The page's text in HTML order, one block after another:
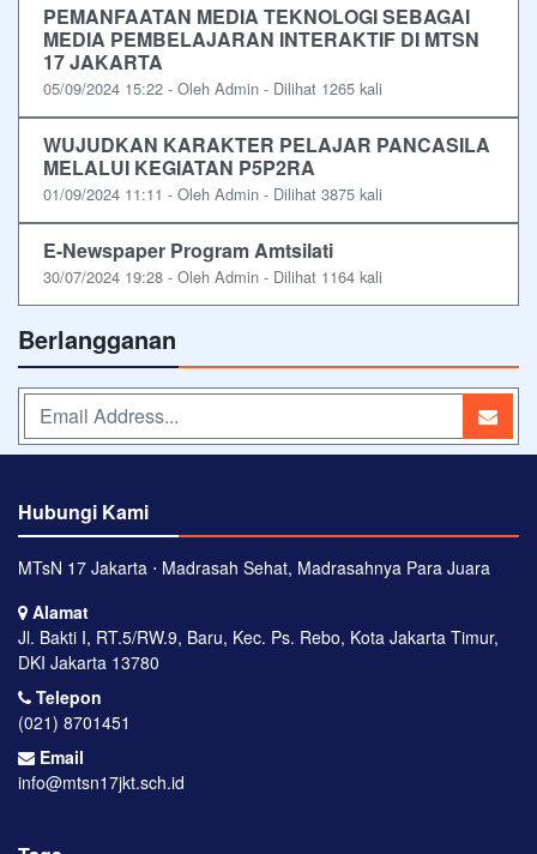
PEMANFAATAN MEDIA TEKNOLOGI SEBAGAI
MEDIA PEMBELAJARAN INTERAKTIF DI MTSN
17 JAKARTA
05/09/2024 15:22 - Oleh Admin - Dilihat 1265 kali
WUJUDKAN KARAKTER PELAJAR PANCASILA
MELALUI KEGIATAN P5P2RA
01/09/2024 11:11 - Oleh Admin - Dilihat 3875 kali
E-Newspaper Program Amtsilati
30/07/2024 19:28 - Oleh Admin - Dilihat 1164 kali
Berlangganan
Hubungi Kami
MTsN 17 Jakarta ⋅ Madrasah Sehat, Madrasahnya Para Juara
Alamat
Jl. Bakti I, RT.5/RW.9, Baru, Kec. Ps. Rebo, Kota Jakarta Timur,
DKI Jakarta 13780
Telepon
(021) 8701451
Email
info@mtsn17jkt.sch.id